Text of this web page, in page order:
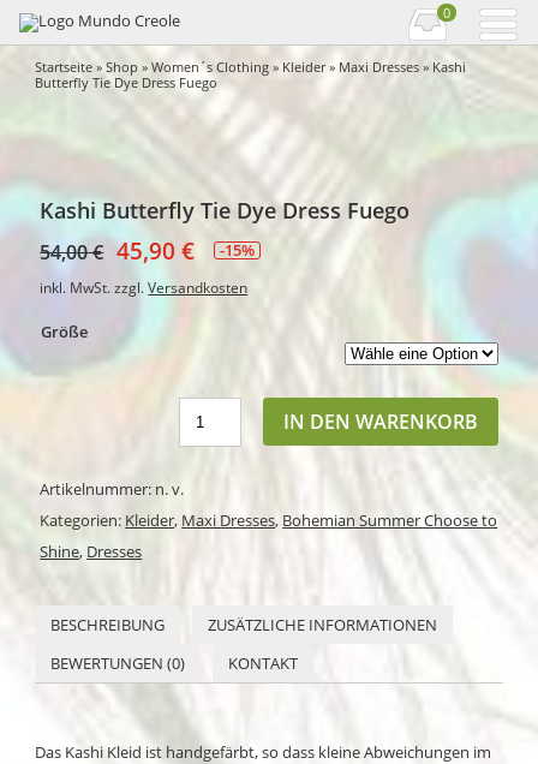
0
Startseite »Shop »Women´s Clothing » Kleider» Maxi Dresses » Kashi
Butterfly Tie Dye Dress Fuego
Kashi Butterfly Tie Dye Dress Fuego
54,00€ 45,90€ -15%
inkl. MwSt. zzgl.Versandkosten
Größe
IN DEN WARENKORB
Artikelnummer: n. v.
Kategorien: Kleider, Maxi Dresses, Bohemian Summer Choose to
Shine, Dresses
BESCHREIBUNG
ZUSÄTZLICHE INFORMATIONEN
BEWERTUNGEN (0)
KONTAKT
Das Kashi Kleid ist handgefärbt, so dass kleine Abweichungen im